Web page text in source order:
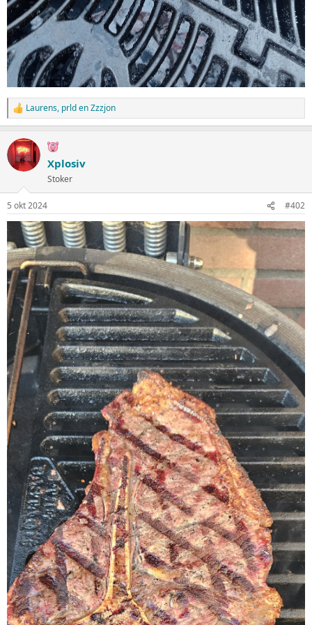
W
a
r
d
e
i
n
g
e
:
Laurens, prldenZzzjon
Xplosiv
Stoker
5 okt 2024 #402